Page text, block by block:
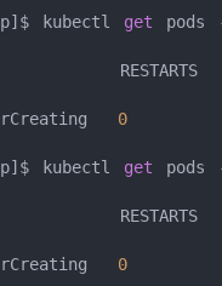
kubectl get pods
RESTARTS
0
kubectl get pods
RESTARTS
0